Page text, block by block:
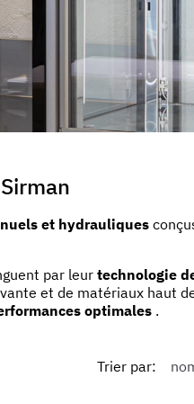
et hydrauliques
par leur technologie
et de matériaux haut
optimales.
Trier par: